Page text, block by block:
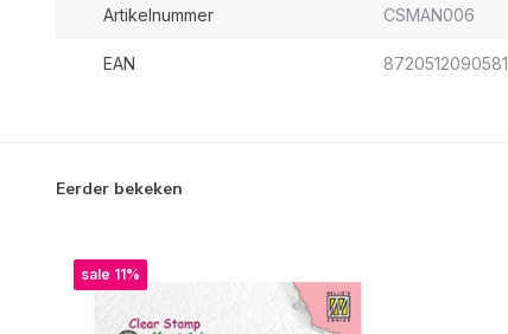
Artikelnummer CSMAN006
EAN 8720512090581
Eerder bekeken
sale 11%